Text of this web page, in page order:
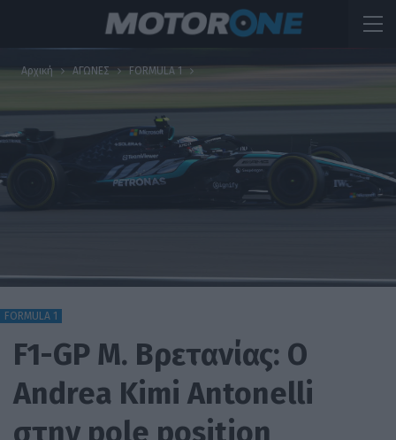
Αρχική ΑΓΩΝΕΣ FORMULA 1
FORMULA 1
F1-GP Μ. Βρετανίας: O
Andrea Kimi Antonelli
στην pole position